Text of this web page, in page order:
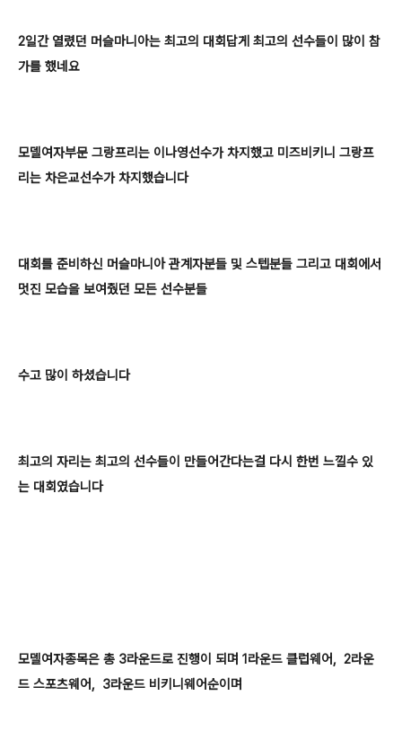
2일간 열렸던 머슬마니아는 최고의 대회답게 최고의 선수들이 많이 참
가를 했네요
모델여자부문 그랑프리는 이나영선수가 차지했고 미즈비키니 그랑프
리는 차은교선수가 차지했습니다
대회를 준비하신 머슬마니아 관계자분들 및 스텝분들 그리고 대회에서
멋진 모습을 보여줬던 모든 선수분들
수고 많이 하셨습니다
최고의 자리는 최고의 선수들이 만들어간다는걸 다시 한번 느낄수 있
는 대회였습니다
모델여자종목은 총 3라운드로 진행이 되며 1라운드 클럽웨어, 2라운
드 스포츠웨어, 3라운드 비키니웨어순이며